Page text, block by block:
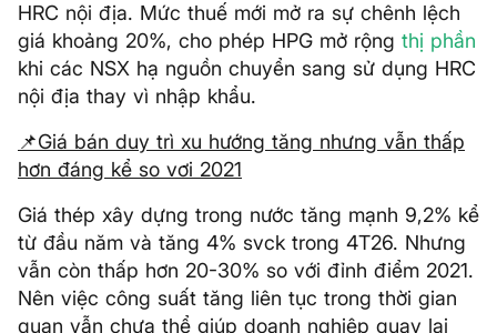
HRC nội địa. Mức thuế mới mở ra sự chênh lệch
giá khoảng 20%, cho phép HPG mở rộng thị phần
khi các NSX hạ nguồn chuyển sang sử dụng HRC
nội địa thay vì nhập khẩu.
📌Giá bán duy trì xu hướng tăng nhưng vẫn thấp
hơn đáng kể so vơi 2021
Giá thép xây dựng trong nước tăng mạnh 9,2% kể
từ đầu năm và tăng 4% svck trong 4T26. Nhưng
vẫn còn thấp hơn 20-30% so với đỉnh điểm 2021.
Nên việc công suất tăng liên tục trong thời gian
quan vẫn chưa thể giúp doanh nghiệp quay lại